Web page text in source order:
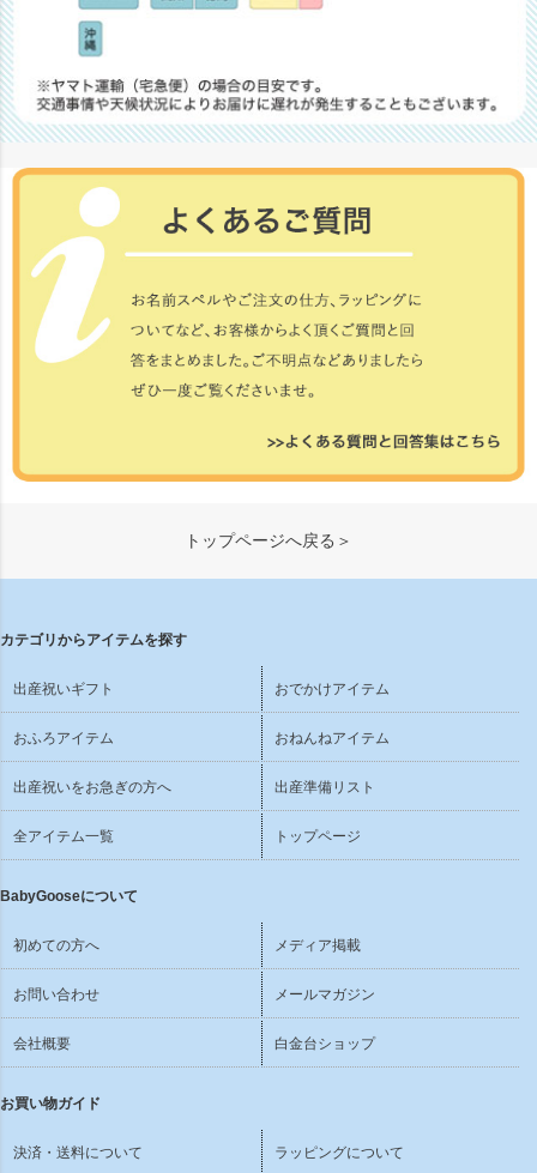
トップページへ戻る＞
カテゴリからアイテムを探す
出産祝いギフト おでかけアイテム
おふろアイテム おねんねアイテム
出産祝いをお急ぎの方へ 出産準備リスト
全アイテム一覧 トップページ
BabyGooseについて
初めての方へ メディア掲載
お問い合わせ メールマガジン
会社概要 白金台ショップ
お買い物ガイド
決済・送料について ラッピングについて